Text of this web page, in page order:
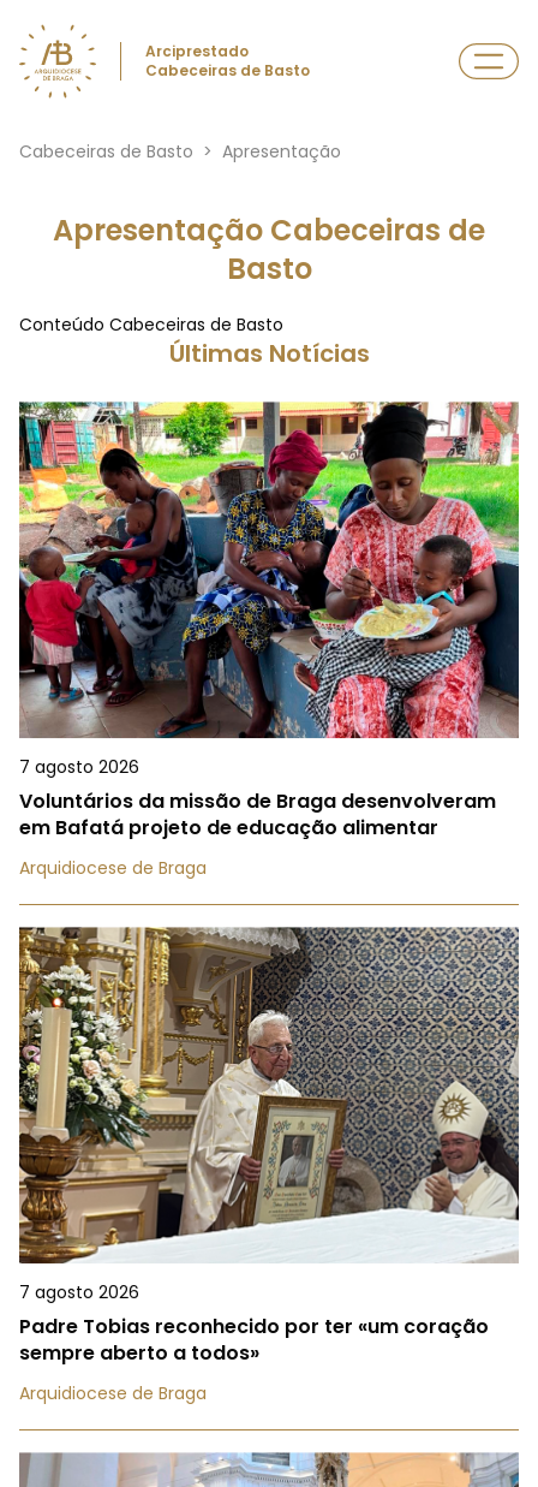
Arciprestado
Cabeceiras de Basto
Cabeceiras de Basto > Apresentação
Apresentação Cabeceiras de
Basto
Conteúdo Cabeceiras de Basto
Últimas Notícias
7 agosto 2026
Voluntários da missão de Braga desenvolveram
em Bafatá projeto de educação alimentar
Arquidiocese de Braga
7 agosto 2026
Padre Tobias reconhecido por ter «um coração
sempre aberto a todos»
Arquidiocese de Braga